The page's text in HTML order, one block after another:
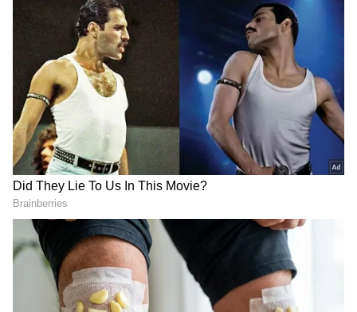
DOWNLOAD APP
ಕ್ರಿಕೆಟ್ ಮತ್ತು ಕ್ರೀಡಾ ಜಗತ್ತಿನ (
Sports News in
Kannada) ಕ್ಷಣಕ್ಷಣದ ಕನ್ನಡ ಸುದ್ದಿ ಅಪ್ಡೇಟ್‌ಗಳಿಗಾಗಿ
ಏಷ್ಯಾನೆಟ್ ಸುವರ್ಣ ನ್ಯೂಸ್‌ ಫಾಲೋ ಮಾಡಿ.IPL